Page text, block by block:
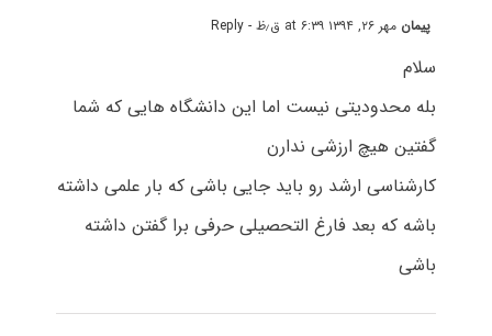
پیمان مهر ۲۶, ۱۳۹۴ at ۶:۳۹ ق٫ظ - Reply
سلام
بله محدودیتی نیست اما این دانشگاه هایی که شما
گفتین هیچ ارزشی ندارن
کارشناسی ارشد رو باید جایی باشی که بار علمی داشته
باشه که بعد فارغ التحصیلی حرفی برا گفتن داشته
باشی